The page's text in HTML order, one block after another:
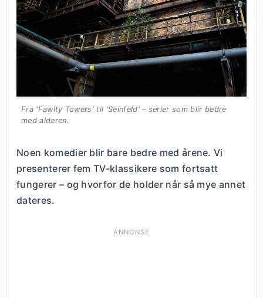
Fra 'Fawlty Towers' til 'Seinfeld' – serier som blir bedre
med alderen.
Noen komedier blir bare bedre med årene. Vi
presenterer fem TV-klassikere som fortsatt
fungerer – og hvorfor de holder når så mye annet
dateres.
ANNONSE